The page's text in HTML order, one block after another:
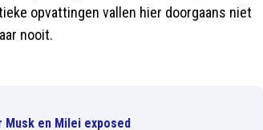
opvattingen vallen hier doorgaans niet
nooit.
Musk en Milei exposed